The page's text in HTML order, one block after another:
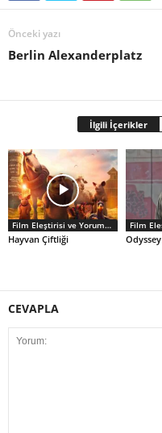
Önceki yazı
Berlin Alexanderplatz
İlgili İçerikler
Film Eleştirisi ve Yorumlar
Hayvan Çiftliği Odyssey
CEVAPLA